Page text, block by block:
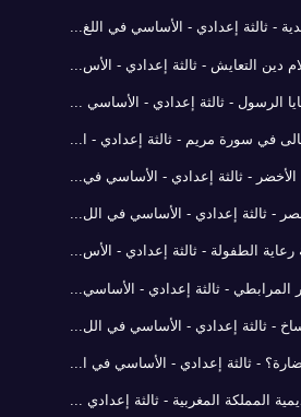
- ثالثة إعدادي - الأساسي في اللغ...
دين التعايش - ثالثة إعدادي - الأس...
الرسول - ثالثة إعدادي - الأساسي ...
في سورة مريم - ثالثة إعدادي - ا...
- ثالثة إعدادي - الأساسي في...
- ثالثة إعدادي - الأساسي في الل...
الطفولة - ثالثة إعدادي - الأس...
المرابطي - ثالثة إعدادي - الأساسي...
- ثالثة إعدادي - الأساسي في الل...
- ثالثة إعدادي - الأساسي في ا...
المملكة المغربية - ثالثة إعدادي ...